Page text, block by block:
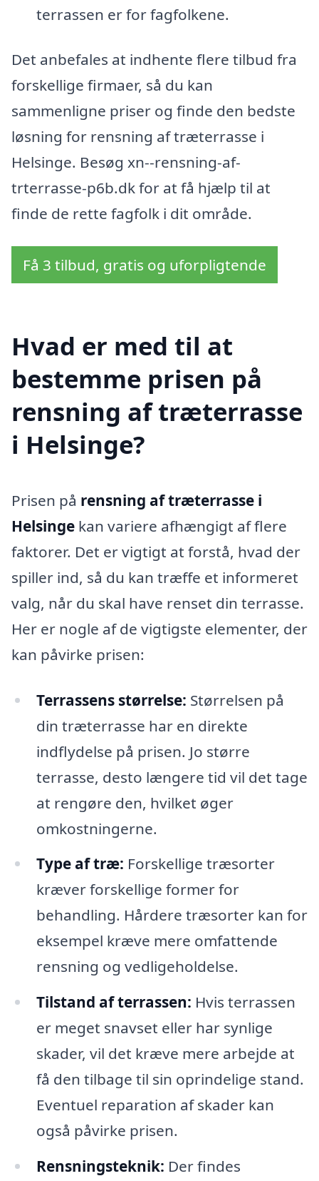
terrassen er for fagfolkene.
Det anbefales at indhente flere tilbud fra
forskellige firmaer, så du kan
sammenligne priser og finde den bedste
løsning for rensning af træterrasse i
Helsinge. Besøg xn--rensning-af-
trterrasse-p6b.dk for at få hjælp til at
finde de rette fagfolk i dit område.
Få 3 tilbud, gratis og uforpligtende
Hvad er med til at
bestemme prisen på
rensning af træterrasse
i Helsinge?
Prisen på rensning af træterrasse i
Helsinge kan variere afhængigt af flere
faktorer. Det er vigtigt at forstå, hvad der
spiller ind, så du kan træffe et informeret
valg, når du skal have renset din terrasse.
Her er nogle af de vigtigste elementer, der
kan påvirke prisen:
Terrassens størrelse: Størrelsen på
din træterrasse har en direkte
indflydelse på prisen. Jo større
terrasse, desto længere tid vil det tage
at rengøre den, hvilket øger
omkostningerne.
Type af træ: Forskellige træsorter
kræver forskellige former for
behandling. Hårdere træsorter kan for
eksempel kræve mere omfattende
rensning og vedligeholdelse.
Tilstand af terrassen: Hvis terrassen
er meget snavset eller har synlige
skader, vil det kræve mere arbejde at
få den tilbage til sin oprindelige stand.
Eventuel reparation af skader kan
også påvirke prisen.
Rensningsteknik: Der findes